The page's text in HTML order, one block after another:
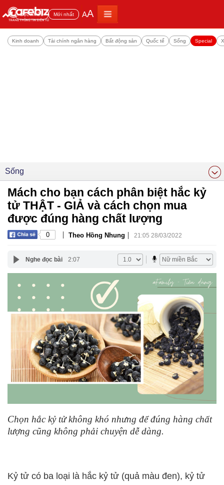
Đọc nhiều Mới nhất AA
Kinh doanh Tài chính ngân hàng Bất động sản Quốc tế Sống Special
Sống
Mách cho bạn cách phân biệt hắc kỷ
tử THẬT - GIẢ và cách chọn mua
được đúng hàng chất lượng
0 | Theo Hồng Nhung | 21:05 28/03/2022
Nghe đọc bài 2:07
Chọn hắc kỷ tử không khó nhưng để đúng hàng chất
lượng cũng không phải chuyện dễ dàng.
Kỷ tử có ba loại là hắc kỷ tử (quả màu đen), kỷ tử